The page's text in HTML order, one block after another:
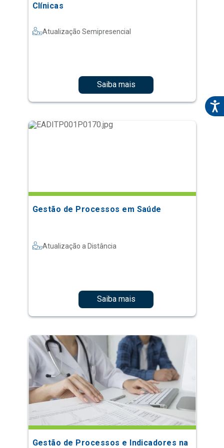
Clínicas
Atualização Semipresencial
Saiba mais
Gestão de Processos em Saúde
Atualização a Distância
Saiba mais
Gestão de Processos e Indicadores na